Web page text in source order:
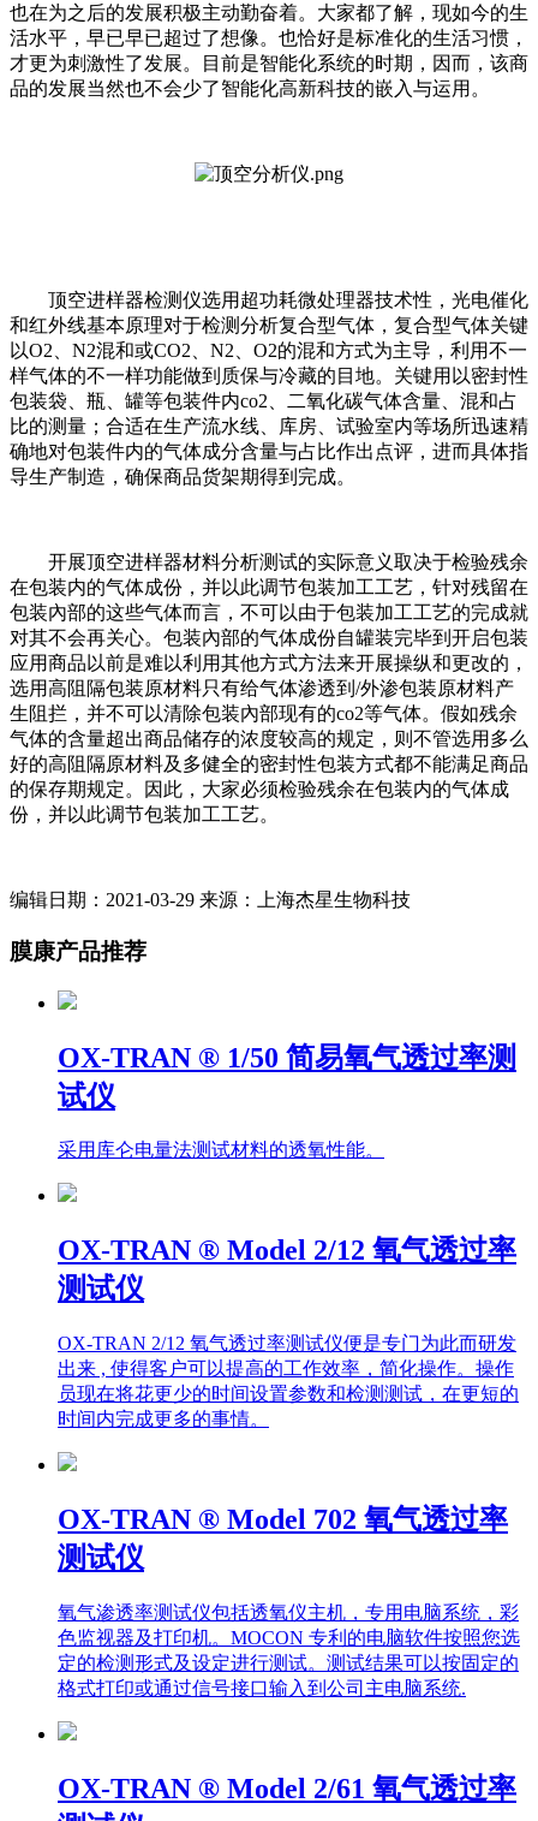
也在为之后的发展积极主动勤奋着。大家都了解，现如今的生
活水平，早已早已超过了想像。也恰好是标准化的生活习惯，
才更为刺激性了发展。目前是智能化系统的时期，因而，该商
品的发展当然也不会少了智能化高新科技的嵌入与运用。
顶空进样器检测仪选用超功耗微处理器技术性，光电催化
和红外线基本原理对于检测分析复合型气体，复合型气体关键
以O2、N2混和或CO2、N2、O2的混和方式为主导，利用不一
样气体的不一样功能做到质保与冷藏的目地。关键用以密封性
包装袋、瓶、罐等包装件内co2、二氧化碳气体含量、混和占
比的测量；合适在生产流水线、库房、试验室内等场所迅速精
确地对包装件内的气体成分含量与占比作出点评，进而具体指
导生产制造，确保商品货架期得到完成。
开展顶空进样器材料分析测试的实际意义取决于检验残余
在包装内的气体成份，并以此调节包装加工工艺，针对残留在
包装內部的这些气体而言，不可以由于包装加工工艺的完成就
对其不会再关心。包装內部的气体成份自罐装完毕到开启包装
应用商品以前是难以利用其他方式方法来开展操纵和更改的，
选用高阻隔包装原材料只有给气体渗透到/外渗包装原材料产
生阻拦，并不可以清除包装內部现有的co2等气体。假如残余
气体的含量超出商品储存的浓度较高的规定，则不管选用多么
好的高阻隔原材料及多健全的密封性包装方式都不能满足商品
的保存期规定。因此，大家必须检验残余在包装内的气体成
份，并以此调节包装加工工艺。
编辑日期：2021-03-29 来源：上海杰星生物科技
膜康产品推荐
OX-TRAN ® 1/50 简易氧气透过率测
试仪
采用库仑电量法测试材料的透氧性能。
OX-TRAN ® Model 2/12 氧气透过率
测试仪
OX-TRAN 2/12 氧气透过率测试仪便是专门为此而研发
出来 , 使得客户可以提高的工作效率，简化操作。操作
员现在将花更少的时间设置参数和检测测试，在更短的
时间内完成更多的事情。
OX-TRAN ® Model 702 氧气透过率
测试仪
氧气渗透率测试仪包括透氧仪主机，专用电脑系统，彩
色监视器及打印机。MOCON 专利的电脑软件按照您选
定的检测形式及设定进行测试。测试结果可以按固定的
格式打印或通过信号接口输入到公司主电脑系统.
OX-TRAN ® Model 2/61 氧气透过率